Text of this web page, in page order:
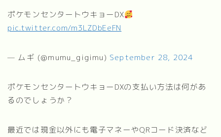
ポケモンセンタートウキョーDX
pic.twitter.com/m3LZDbEeFN
— ムギ (@mumu_gigimu) September 28, 2024
ポケモンセンタートウキョーDXの支払い方法は何があ
るのでしょうか？
最近では現金以外にも電子マネーやQRコード決済など